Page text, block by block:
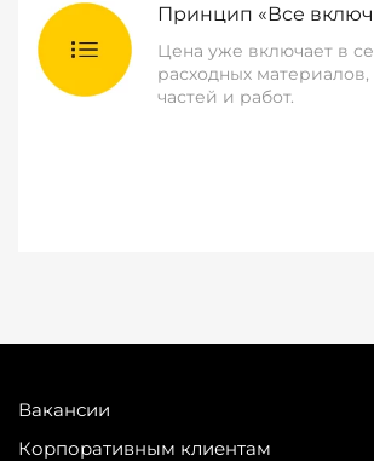
Принцип «Все
Цена уже включает в
расходных материалов,
частей и работ.
Вакансии
Корпоративным клиентам